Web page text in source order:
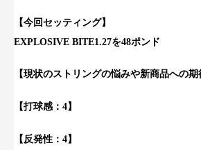
【今回セッティング】
EXPLOSIVE BITE1.27を48ポンド
【現状のストリングの悩みや新商品への期
【打球感：4】
【反発性：4】